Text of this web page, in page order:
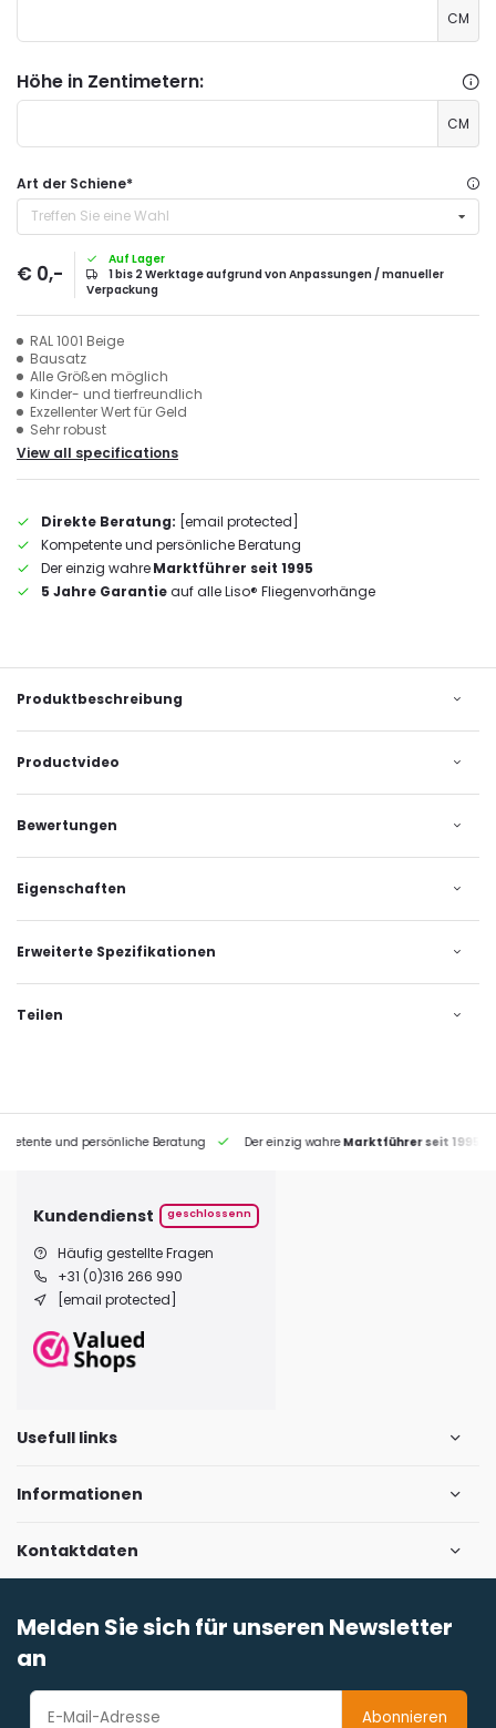
CM
Höhe in Zentimetern:
CM
Art der Schiene*
Treffen Sie eine Wahl
€ 0,-
Auf Lager
1 bis 2 Werktage aufgrund von Anpassungen / manueller
Verpackung
RAL 1001 Beige
Bausatz
Alle Größen möglich
Kinder- und tierfreundlich
Exzellenter Wert für Geld
Sehr robust
View all specifications
Direkte Beratung: [email protected]
Kompetente und persönliche Beratung
Der einzig wahreMarktführer seit 1995
5 Jahre Garantieauf alle Liso® Fliegenvorhänge
Produktbeschreibung
Productvideo
Bewertungen
Eigenschaften
Erweiterte Spezifikationen
Teilen
und persönliche Beratung Der einzig wahreMarktführer seit 1995
Kundendienst geschlossenn
Häufig gestellte Fragen
+31 (0)316 266 990
[email protected]
Usefull links
Informationen
Kontaktdaten
Melden Sie sich für unseren Newsletter
an
Abonnieren